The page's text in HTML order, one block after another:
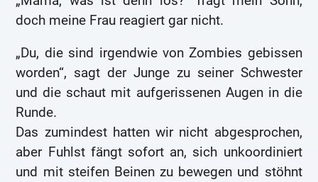
doch meine Frau reagiert gar nicht.
„Du, die sind irgendwie von Zombies gebissen
worden“, sagt der Junge zu seiner Schwester
und die schaut mit aufgerissenen Augen in die
Runde.
Das zumindest hatten wir nicht abgesprochen,
aber Fuhlst fängt sofort an, sich unkoordiniert
und mit steifen Beinen zu bewegen und stöhnt